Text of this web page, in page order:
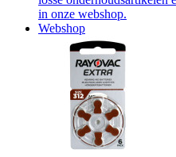
in onze webshop.
Webshop